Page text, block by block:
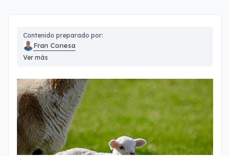
Contenido preparado por:
Fran Conesa
Ver más